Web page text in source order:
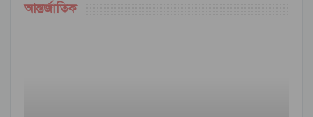
আন্তর্জাতিক